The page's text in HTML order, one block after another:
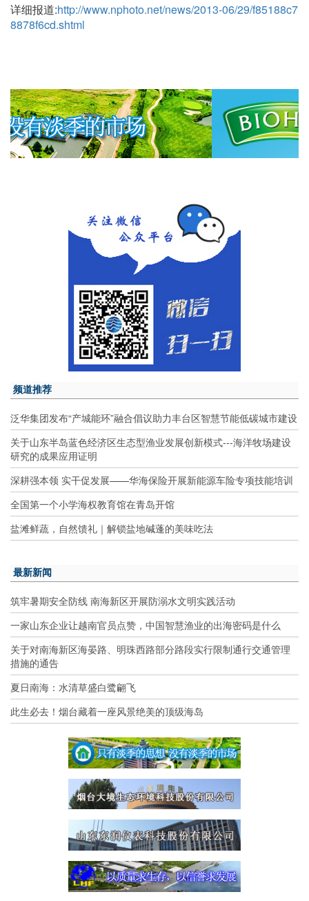
详细报道:http://www.nphoto.net/news/2013-06/29/f85188c7
8878f6cd.shtml
频道推荐
泛华集团发布“产城能环”融合倡议助力丰台区智慧节能低碳城市建设
关于山东半岛蓝色经济区生态型渔业发展创新模式---海洋牧场建设
研究的成果应用证明
深耕强本领 实干促发展——华海保险开展新能源车险专项技能培训
全国第一个小学海权教育馆在青岛开馆
盐滩鲜蔬，自然馈礼｜解锁盐地碱蓬的美味吃法
最新新闻
筑牢暑期安全防线 南海新区开展防溺水文明实践活动
一家山东企业让越南官员点赞，中国智慧渔业的出海密码是什么
关于对南海新区海晏路、明珠西路部分路段实行限制通行交通管理
措施的通告
夏日南海：水清草盛白鹭翩飞
此生必去！烟台藏着一座风景绝美的顶级海岛